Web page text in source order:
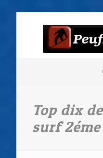
Top dix
surf